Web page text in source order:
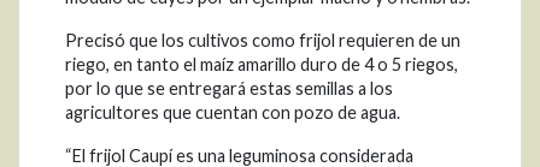
Precisó que los cultivos como frijol requieren de un
riego, en tanto el maíz amarillo duro de 4 o 5 riegos,
por lo que se entregará estas semillas a los
agricultores que cuentan con pozo de agua.
“El frijol Caupí es una leguminosa considerada